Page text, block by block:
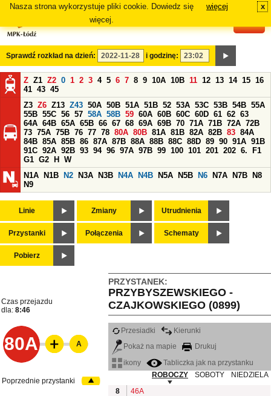
Nasza strona wykorzystuje pliki cookie. Dowiedz się
więcej.
więcej x
Sprawdź rozkład na dzień: i godzinę:
Z Z1 Z2 0 1 2 3 4 5 6 7 8 9 10A 10B 11 12 13 14 15 16
41 43 45
Z3 Z6 Z13 Z43 50A 50B 51A 51B 52 53A 53C 53B 54B 55A
55B 55C 56 57 58A 58B 59 60A 60B 60C 60D 61 62 63
64A 64B 65A 65B 66 67 68 69A 69B 70 71A 71B 72A 72B
73 75A 75B 76 77 78 80A 80B 81A 81B 82A 82B 83 84A
84B 85A 85B 86 87A 87B 88A 88B 88C 88D 89 90 91A 91B
91C 92A 92B 93 94 96 97A 97B 99 100 101 201 202 6.
F1
G1 G2 H
W
N1A
N1B N2 N3A N3B N4A N4B N5A N5B N6 N7A N7B
N8
N9
Linie Zmiany Utrudnienia
Przystanki Połączenia Schematy
Pobierz
PRZYSTANEK:
PRZYBYSZEWSKIEGO -
CZAJKOWSKIEGO (0899)
Czas przejazdu
dla: 8:46
80A
Przesiadki
Kierunki
Pokaż na mapie
Drukuj
ikony
Tabliczka jak na przystanku
ROBOCZY
SOBOTY
NIEDZIELA
8
46A
A
Poprzednie przystanki